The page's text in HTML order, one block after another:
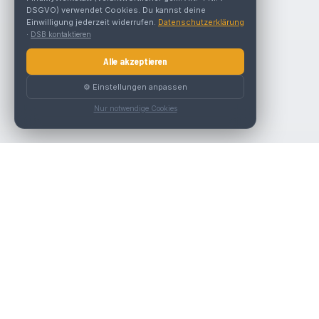
DSGVO) verwendet Cookies. Du kannst deine
Einwilligung jederzeit widerrufen. Datenschutzerklärung
· DSB kontaktieren
Alle akzeptieren
⚙️ Einstellungen anpassen
Nur notwendige Cookies